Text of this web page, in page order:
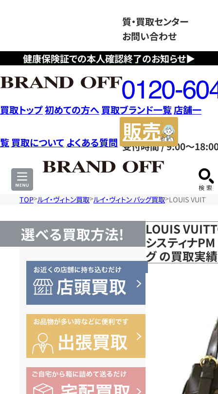
健康保険証での本人確認終了のお知らせ▶
質・買取センター
お問い合わせ
フ
リ
ー
ダ
イ
ヤ
ル
0120604117
受付時間 / 9:00～
買取トップ初めての方へ 買取ブランド一覧店舗一
覧 買取について よくある質問
サ
TOP ルイ・ヴィトン買取 ルイ・ヴィトン バッグ買取 LOUIS
選べる買取方法!
LOUIS
システィナ
グ の買取実績